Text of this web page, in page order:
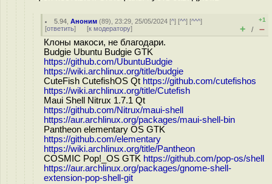
5.94 ,Аноним (89), 23:29, 25/05/2024 [^] [^^] [^^^]
[ответить] [к модератору]
+1
+ / –
Клоны макоси, не благодари.
Budgie Ubuntu Budgie GTK
https://github.com/UbuntuBudgie
https://wiki.archlinux.org/title/budgie
CuteFish CutefishOS Qt https://github.com/cutefishos
https://wiki.archlinux.org/title/Cutefish
Maui Shell Nitrux 1.7.1 Qt
https://github.com/Nitrux/maui-shell
https://aur.archlinux.org/packages/maui-shell-bin
Pantheon elementary OS GTK
https://github.com/elementary
https://wiki.archlinux.org/title/Pantheon
COSMIC Pop!_OS GTK https://github.com/pop-os/shell
https://aur.archlinux.org/packages/gnome-shell-
extension-pop-shell-git